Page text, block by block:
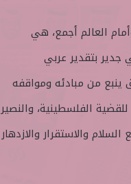
العالم أجمع، هي
جدير بتقدير عربي
من مبادئه ومواقفه
الفلسطينية، والنصير
والاستقرار والازدهار